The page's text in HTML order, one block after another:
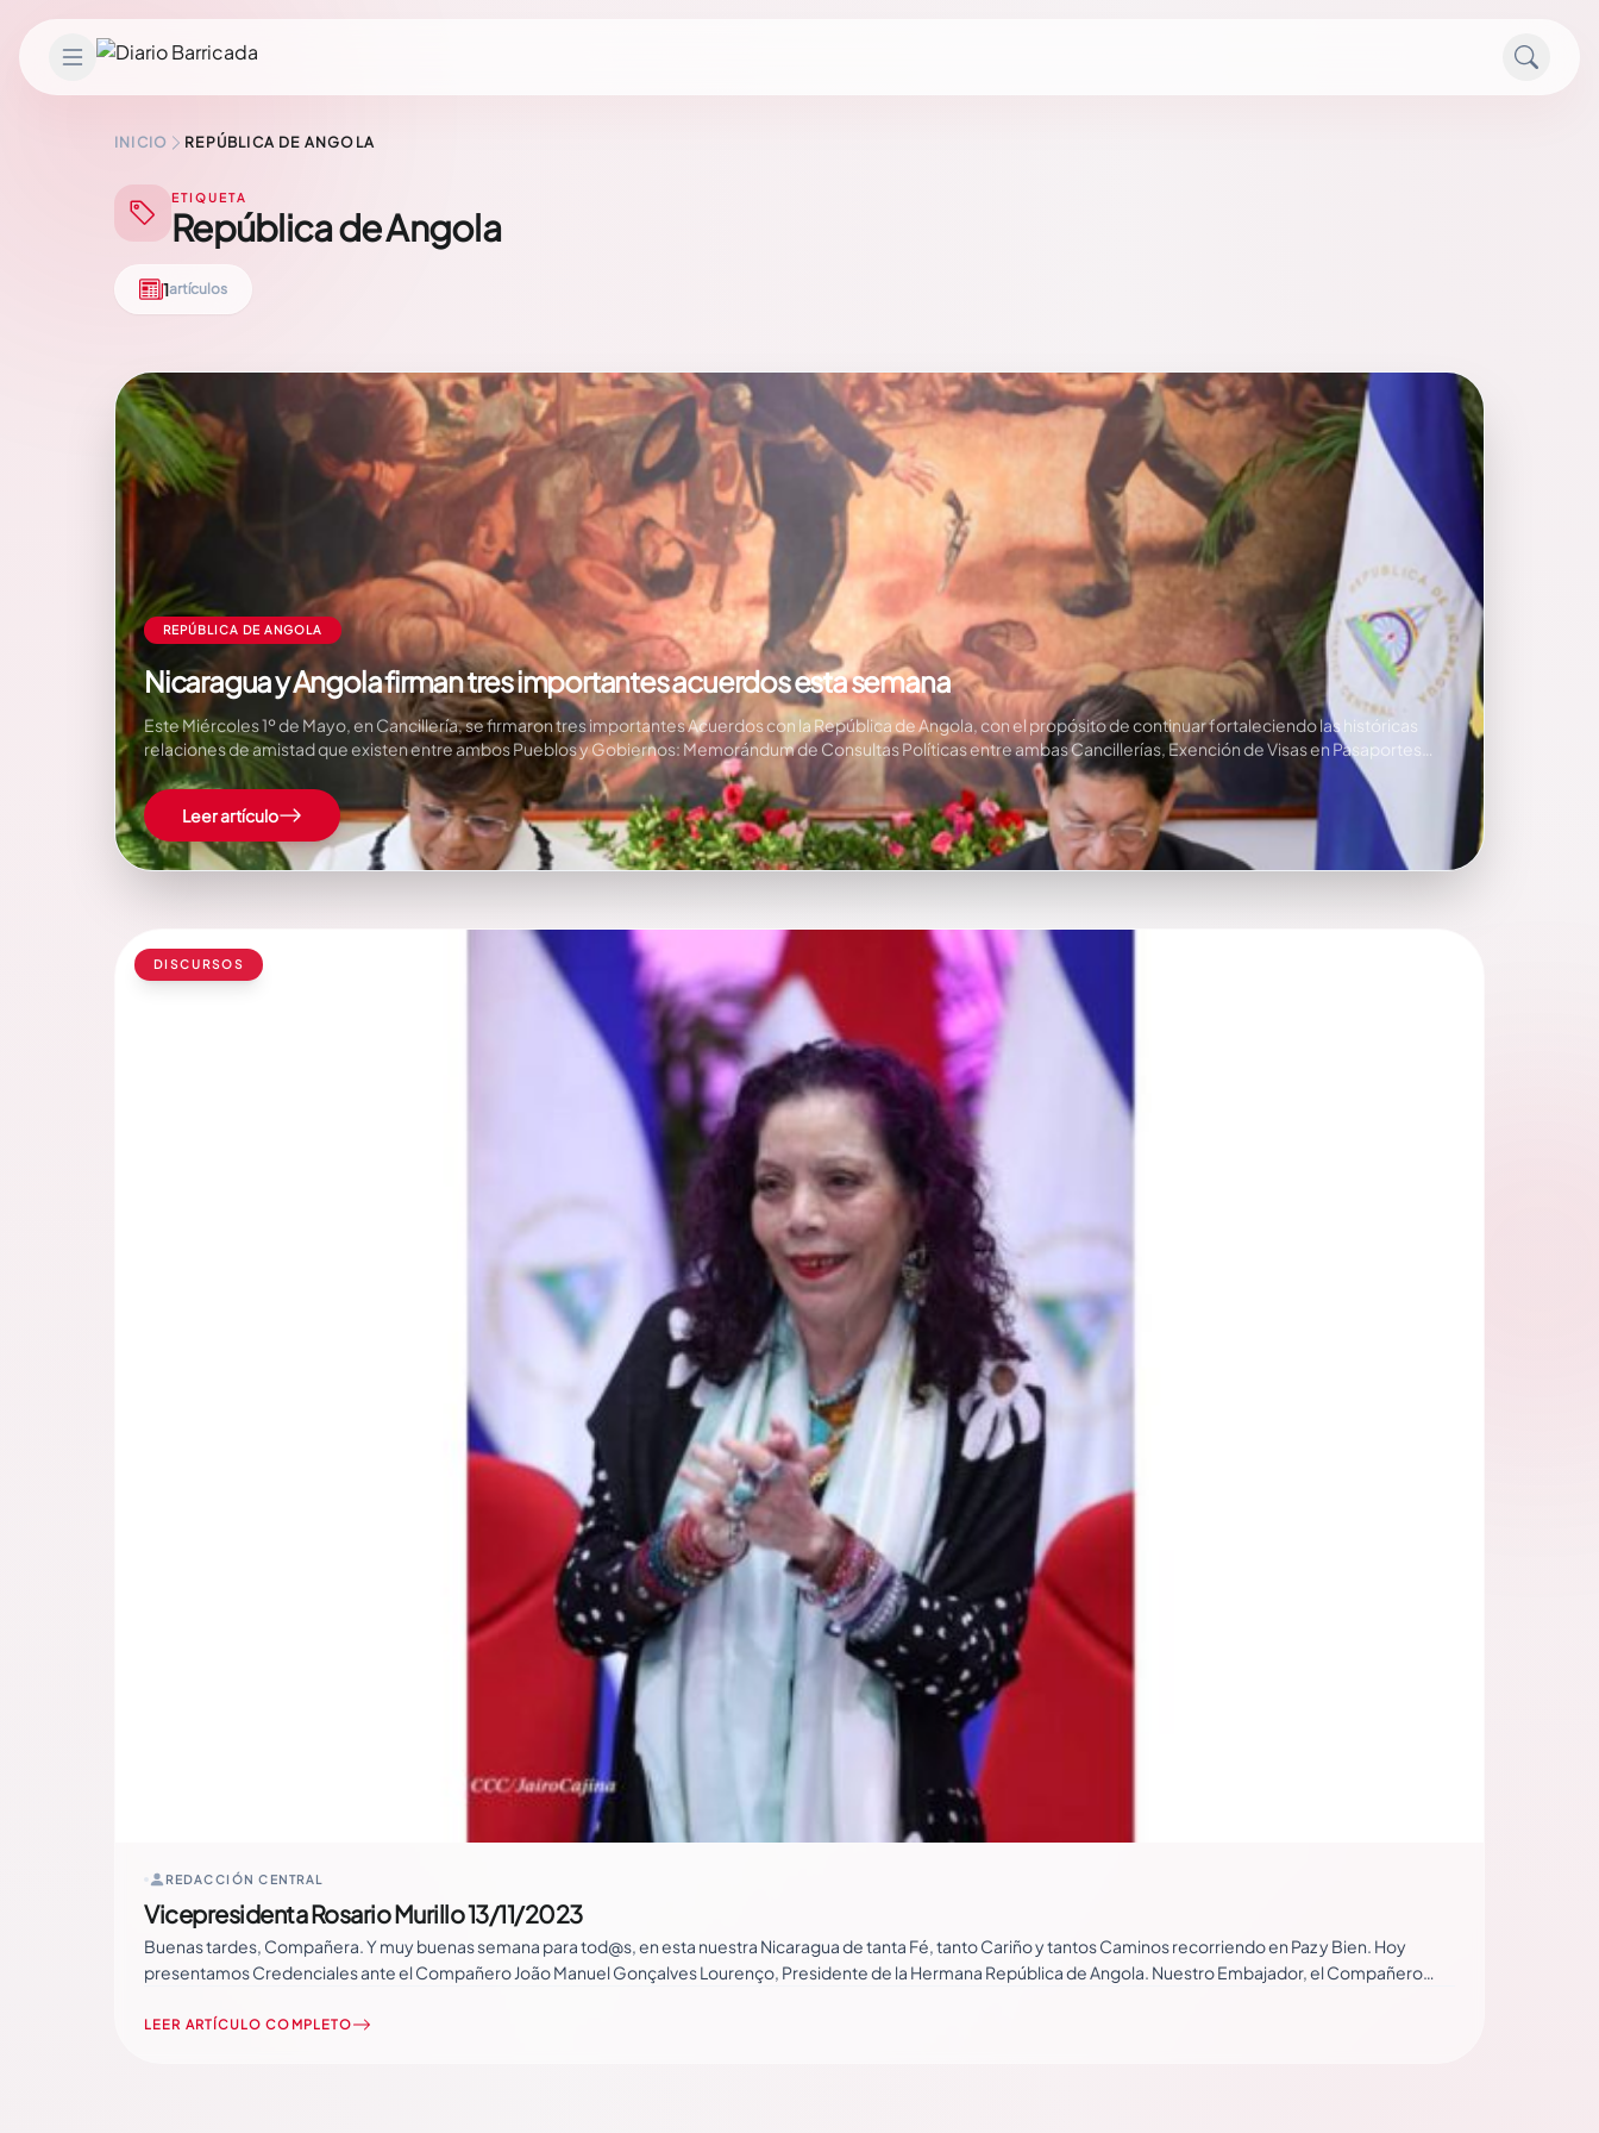
INICIO REPÚBLICA DE ANGOLA
ETIQUETA
República de Angola
1artículos
REPÚBLICA DE ANGOLA
Nicaragua y Angola firman tres importantes acuerdos esta semana
Este Miércoles 1º de Mayo, en Cancillería, se firmaron tres importantes Acuerdos con la República de Angola, con el propósito de continuar fortaleciendo las históricas
relaciones de amistad que existen entre ambos Pueblos y Gobiernos: Memorándum de Consultas Políticas entre ambas Cancillerías, Exención de Visas en Pasaportes
Diplomáticos, Oficiales…
Leer artículo
DISCURSOS
REDACCIÓN CENTRAL
Vicepresidenta Rosario Murillo 13/11/2023
Buenas tardes, Compañera. Y muy buenas semana para tod@s, en esta nuestra Nicaragua de tanta Fé, tanto Cariño y tantos Caminos recorriendo en Paz y Bien. Hoy
presentamos Credenciales ante el Compañero João Manuel Gonçalves Lourenço, Presidente de la Hermana República de Angola. Nuestro Embajador, el Compañero
LEER ARTÍCULO COMPLETO